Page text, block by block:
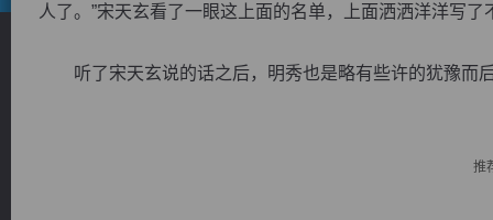
人了。”宋天玄看了一眼这上面的名单，上面洒洒洋洋写
听了宋天玄说的话之后，明秀也是略有些许的犹豫而
推